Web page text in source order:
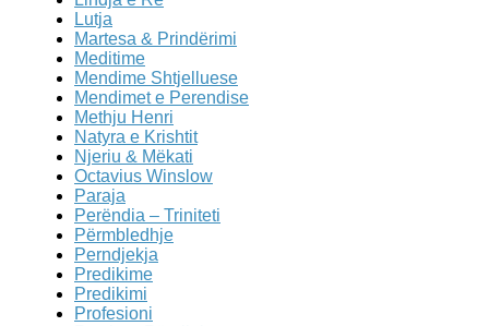
Lutja
Martesa & Prindërimi
Meditime
Mendime Shtjelluese
Mendimet e Perendise
Methju Henri
Natyra e Krishtit
Njeriu & Mëkati
Octavius Winslow
Paraja
Perëndia – Triniteti
Përmbledhje
Perndjekja
Predikime
Predikimi
Profesioni